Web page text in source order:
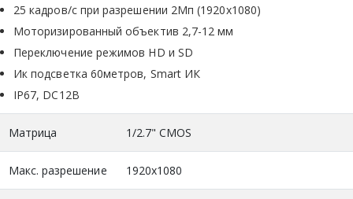
25 кадров/с при разрешении 2Мп (1920х1080)
Моторизированный объектив 2,7-12 мм
Переключение режимов HD и SD
Ик подсветка 60метров, Smart ИК
IP67, DC12В
Матрица 1/2.7" CMOS
Макс. разрешение 1920x1080